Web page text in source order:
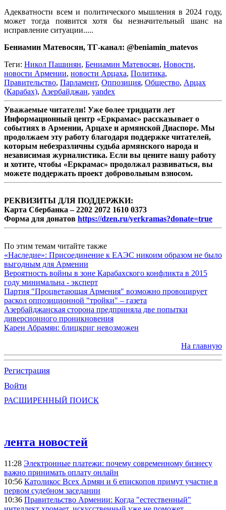
Адекватности всем и политического мышления в 2024 году,
может тогда появится хотя бы незначительный шанс на
исправление ситуации.....
Бениамин Матевосян, ТГ-канал: @beniamin_matevos
Теги: Никол Пашинян, Бениамин Матевосян, Новости,
новости Армении, новости Арцаха, Политика,
Правительство, Парламент, Оппозиция, Общество, Арцах
(Карабах), Азербайджан, yandex
Уважаемые читатели! Уже более тридцати лет
Информационный центр «Еркрамас» рассказывает о
событиях в Армении, Арцахе и армянской Диаспоре. Мы
продолжаем эту работу благодаря поддержке читателей,
которым небезразличны судьба армянского народа и
независимая журналистика. Если вы цените нашу работу
и хотите, чтобы «Еркрамас» продолжал развиваться, вы
можете поддержать проект добровольным взносом.
РЕКВИЗИТЫ ДЛЯ ПОДДЕРЖКИ:
Карта Сбербанка – 2202 2072 1610 0373
Форма для донатов https://dzen.ru/yerkramas?donate=true
По этим темам читайте также
«Наследие»: Присоединение к ЕАЭС никоим образом не было
выгодным для Армении
Вероятность войны в зоне Карабахского конфликта в 2015
году минимальна - эксперт
Партия "Процветающая Армения" возможно провоцирует
раскол оппозиционной "тройки" – газета
Азербайджанская сторона предприняла две попытки
диверсионного проникновения
Карен Абрамян: блицкриг невозможен
На главную
Регистрация
Войти
РАСШИРЕННЫЙ ПОИСК
лента новостей
11:28 Электронные платежи: почему современному бизнесу
важно принимать оплату онлайн
10:56 Католикос Всех Армян и 6 епископов примут участие в
первом судебном заседании
10:36 Правительство Армении: Когда "естественный"